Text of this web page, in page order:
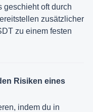
geschieht oft durch
zusätzlicher
zu einem festen
Risiken eines
indem du in